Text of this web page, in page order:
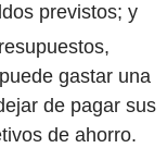
previstos; y
gastar una
de pagar sus
de ahorro.